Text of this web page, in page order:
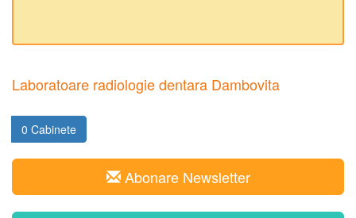
Laboratoare radiologie dentara Dambovita
0 Cabinete
Abonare Newsletter